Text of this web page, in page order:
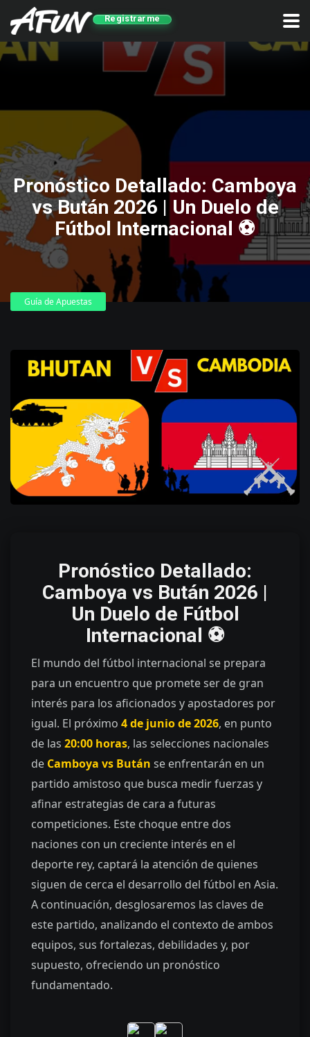
Registrarme
Pronóstico Detallado: Camboya
vs Bután 2026 | Un Duelo de
Fútbol Internacional ⚽
Guía de Apuestas
Pronóstico Detallado:
Camboya vs Bután 2026 |
Un Duelo de Fútbol
Internacional ⚽
El mundo del fútbol internacional se prepara
para un encuentro que promete ser de gran
interés para los aficionados y apostadores por
igual. El próximo 4 de junio de 2026, en punto
de las 20:00 horas, las selecciones nacionales
de Camboya vs Bután se enfrentarán en un
partido amistoso que busca medir fuerzas y
afinar estrategias de cara a futuras
competiciones. Este choque entre dos
naciones con un creciente interés en el
deporte rey, captará la atención de quienes
siguen de cerca el desarrollo del fútbol en Asia.
A continuación, desglosaremos las claves de
este partido, analizando el contexto de ambos
equipos, sus fortalezas, debilidades y, por
supuesto, ofreciendo un pronóstico
fundamentado.